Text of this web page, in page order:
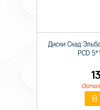
Диски Скад
PCD
В